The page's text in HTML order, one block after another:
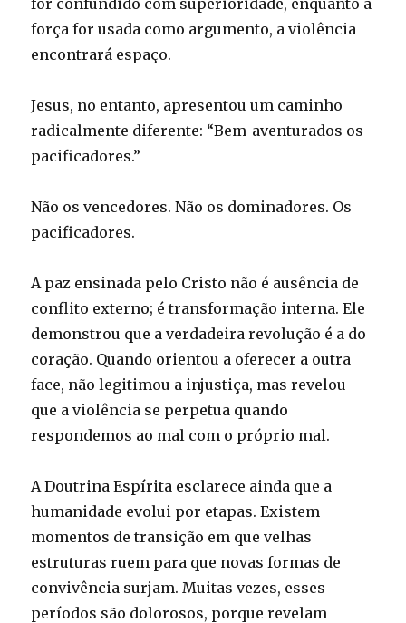
força for usada como argumento, a violência
encontrará espaço.
Jesus, no entanto, apresentou um caminho
radicalmente diferente: “Bem-aventurados os
pacificadores.”
Não os vencedores. Não os dominadores. Os
pacificadores.
A paz ensinada pelo Cristo não é ausência de
conflito externo; é transformação interna. Ele
demonstrou que a verdadeira revolução é a do
coração. Quando orientou a oferecer a outra
face, não legitimou a injustiça, mas revelou
que a violência se perpetua quando
respondemos ao mal com o próprio mal.
A Doutrina Espírita esclarece ainda que a
humanidade evolui por etapas. Existem
momentos de transição em que velhas
estruturas ruem para que novas formas de
convivência surjam. Muitas vezes, esses
períodos são dolorosos, porque revelam